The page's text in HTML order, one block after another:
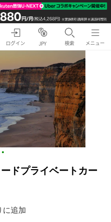
ログイン JPY 検索 メニュー
ドプライベートカー
に追加